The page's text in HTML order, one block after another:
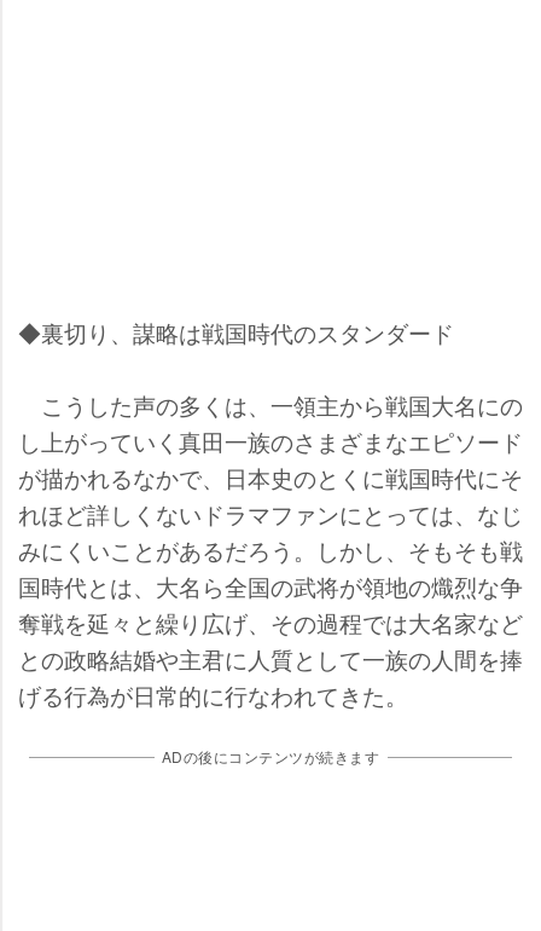
◆裏切り、謀略は戦国時代のスタンダード
こうした声の多くは、一領主から戦国大名にの
し上がっていく真田一族のさまざまなエピソード
が描かれるなかで、日本史のとくに戦国時代にそ
れほど詳しくないドラマファンにとっては、なじ
みにくいことがあるだろう。しかし、そもそも戦
国時代とは、大名ら全国の武将が領地の熾烈な争
奪戦を延々と繰り広げ、その過程では大名家など
との政略結婚や主君に人質として一族の人間を捧
げる行為が日常的に行なわれてきた。
ADの後にコンテンツが続きます